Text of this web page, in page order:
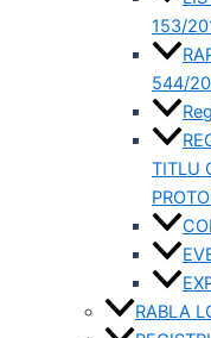
153/
544/
TITLU
RABLA